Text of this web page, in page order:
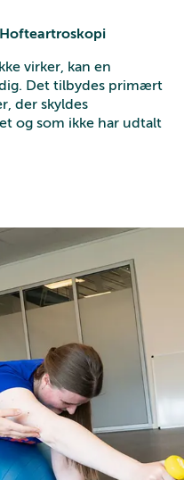
virker, kan en
Det tilbydes primært
der skyldes
og som ikke har udtalt